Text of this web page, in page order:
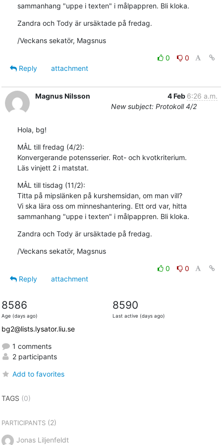
sammanhang "uppe i texten" i målpappren. Bli kloka.
Zandra och Tody är ursäktade på fredag.
/Veckans sekatör, Magsnus
0
0
Reply
attachment
Magnus Nilsson 4 Feb 6:26 a.m.
New subject: Protokoll 4/2
Hola, bg!
MÅL till fredag (4/2):
Konvergerande potensserier. Rot- och kvotkriterium.
Läs vinjett 2 i matstat.
MÅL till tisdag (11/2):
Titta på mipslänken på kurshemsidan, om man vill?
Vi ska lära oss om minneshantering. Ett ord var, hitta
sammanhang "uppe i texten" i målpappren. Bli kloka.
Zandra och Tody är ursäktade på fredag.
/Veckans sekatör, Magsnus
0
0
Reply
attachment
8586
Age (days ago)
8590
Last active (days ago)
bg2@lists.lysator.liu.se
1 comments
2 participants
Add to favorites
TAGS (0)
PARTICIPANTS(2)
Jonas Liljenfeldt